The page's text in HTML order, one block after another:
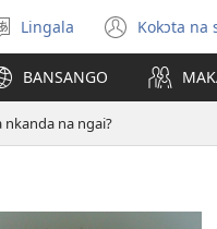
Poná
monɔkɔ
Lingala Kokɔta na
BANSANGO
na ngai?